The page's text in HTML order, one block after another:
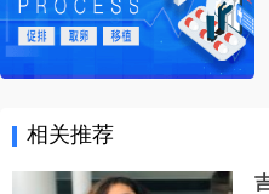
相关推荐